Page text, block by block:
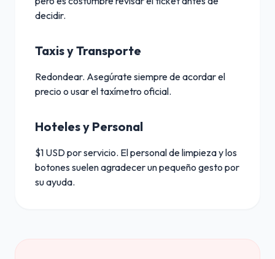
decidir.
Taxis y Transporte
Redondear. Asegúrate siempre de acordar el
precio o usar el taxímetro oficial.
Hoteles y Personal
$1 USD por servicio. El personal de limpieza y los
botones suelen agradecer un pequeño gesto por
su ayuda.